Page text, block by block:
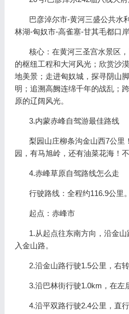
巴彦淖尔市-黄河三盛公共水
林湖-匈奴市-高雀塞-甘其毛都口岸
核心：在黄河三圣宫水景区，
的枢纽工程和大河风光；欣赏沙
地美景；走进匈奴城，探寻阴山
明；追溯高阙连绵千年的战乱；
原的辽阔风光。
3.内蒙赤峰自驾游最佳路线
梨园山庄柳条沟金山西7公里
园，有马旭岭，还有油菜花海！
4.赤峰草原自驾路线怎么走
行驶路线：全程约116.9公里。
起点：赤峰市
1.从起点往东南方向，沿金山
入金山路。
2.沿金山路行驶1.5公里，右转
3.沿巴林街行驶1.0km，在左
4.沿平双路行驶2.4公里，直行